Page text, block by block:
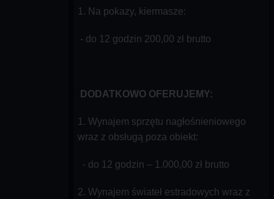
1. Na pokazy, kiermasze:
- do 12 godzin 200,00 zł brutto
DODATKOWO OFERUJEMY:
1. Wynajem sprzętu nagłośnieniowego
wraz z obsługą poza obiekt:
- do 12 godzin – 1.000,00 zł brutto
2. Wynajem świateł estradowych wraz z